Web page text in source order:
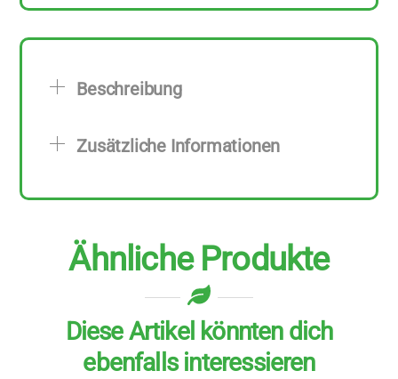
Menge
Beschreibung
Zusätzliche Informationen
Ähnliche Produkte
Diese Artikel könnten dich
ebenfalls interessieren